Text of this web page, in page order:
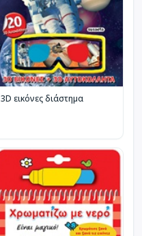
3D εικόνες διάστημα